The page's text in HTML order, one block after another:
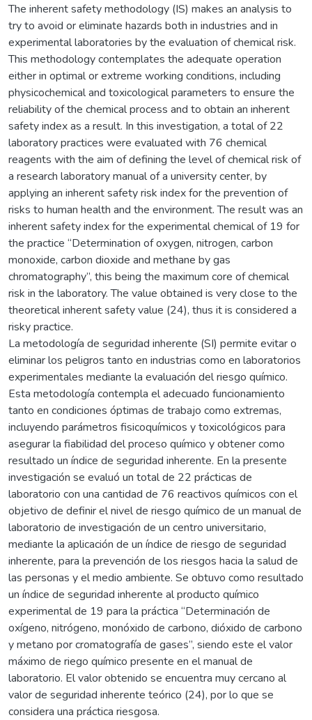
The inherent safety methodology (IS) makes an analysis to
try to avoid or eliminate hazards both in industries and in
experimental laboratories by the evaluation of chemical risk.
This methodology contemplates the adequate operation
either in optimal or extreme working conditions, including
physicochemical and toxicological parameters to ensure the
reliability of the chemical process and to obtain an inherent
safety index as a result. In this investigation, a total of 22
laboratory practices were evaluated with 76 chemical
reagents with the aim of defining the level of chemical risk of
a research laboratory manual of a university center, by
applying an inherent safety risk index for the prevention of
risks to human health and the environment. The result was an
inherent safety index for the experimental chemical of 19 for
the practice “Determination of oxygen, nitrogen, carbon
monoxide, carbon dioxide and methane by gas
chromatography”, this being the maximum core of chemical
risk in the laboratory. The value obtained is very close to the
theoretical inherent safety value (24), thus it is considered a
risky practice.
La metodología de seguridad inherente (SI) permite evitar o
eliminar los peligros tanto en industrias como en laboratorios
experimentales mediante la evaluación del riesgo químico.
Esta metodología contempla el adecuado funcionamiento
tanto en condiciones óptimas de trabajo como extremas,
incluyendo parámetros fisicoquímicos y toxicológicos para
asegurar la fiabilidad del proceso químico y obtener como
resultado un índice de seguridad inherente. En la presente
investigación se evaluó un total de 22 prácticas de
laboratorio con una cantidad de 76 reactivos químicos con el
objetivo de definir el nivel de riesgo químico de un manual de
laboratorio de investigación de un centro universitario,
mediante la aplicación de un índice de riesgo de seguridad
inherente, para la prevención de los riesgos hacia la salud de
las personas y el medio ambiente. Se obtuvo como resultado
un índice de seguridad inherente al producto químico
experimental de 19 para la práctica “Determinación de
oxígeno, nitrógeno, monóxido de carbono, dióxido de carbono
y metano por cromatografía de gases”, siendo este el valor
máximo de riego químico presente en el manual de
laboratorio. El valor obtenido se encuentra muy cercano al
valor de seguridad inherente teórico (24), por lo que se
considera una práctica riesgosa.